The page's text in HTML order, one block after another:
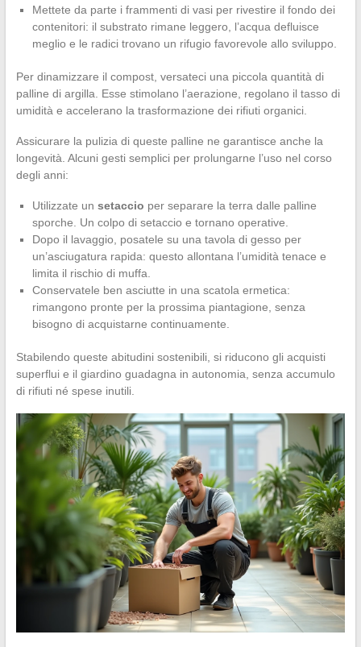
Mettete da parte i frammenti di vasi per rivestire il fondo dei
contenitori: il substrato rimane leggero, l’acqua defluisce
meglio e le radici trovano un rifugio favorevole allo sviluppo.
Per dinamizzare il compost, versateci una piccola quantità di
palline di argilla. Esse stimolano l’aerazione, regolano il tasso di
umidità e accelerano la trasformazione dei rifiuti organici.
Assicurare la pulizia di queste palline ne garantisce anche la
longevità. Alcuni gesti semplici per prolungarne l’uso nel corso
degli anni:
Utilizzate un setaccio per separare la terra dalle palline
sporche. Un colpo di setaccio e tornano operative.
Dopo il lavaggio, posatele su una tavola di gesso per
un’asciugatura rapida: questo allontana l’umidità tenace e
limita il rischio di muffa.
Conservatele ben asciutte in una scatola ermetica:
rimangono pronte per la prossima piantagione, senza
bisogno di acquistarne continuamente.
Stabilendo queste abitudini sostenibili, si riducono gli acquisti
superflui e il giardino guadagna in autonomia, senza accumulo
di rifiuti né spese inutili.